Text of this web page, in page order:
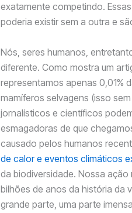
exatamente competindo.
poderia existir sem a outra e
Nós, seres humanos,
diferente. Como mostra um
representamos apenas 0,01%
mamíferos selvagens (isso
jornalísticos e científicos
esmagadoras de que
causado pelos humanos
de calor e eventos climáticos
da biodiversidade. Nossa
bilhões de anos da história da
grande parte, uma parte